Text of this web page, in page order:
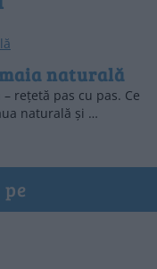
naturală
rețetă pas cu pas. Ce
naturală și …